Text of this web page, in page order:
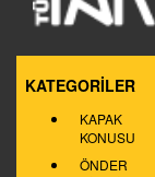
KATEGORİLER
KAPAK
KONUSU
ÖNDER